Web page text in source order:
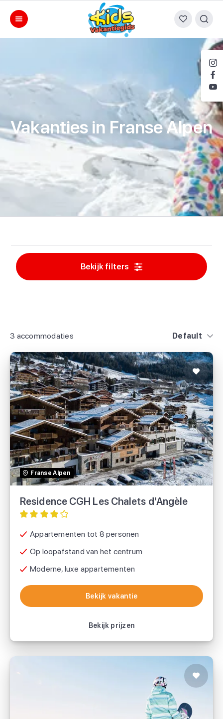
Vakanties in Franse Alpen
Bekijk filters
3 accommodaties Default
Franse Alpen
Residence CGH Les Chalets d'Angèle
Appartementen tot 8 personen
Op loopafstand van het centrum
Moderne, luxe appartementen
Bekijk vakantie
Bekijk prijzen
Residence CGH Les Chalets d'Angèle
TUI
Bekijk vakantie
Resort Les Portes du Grand Massif